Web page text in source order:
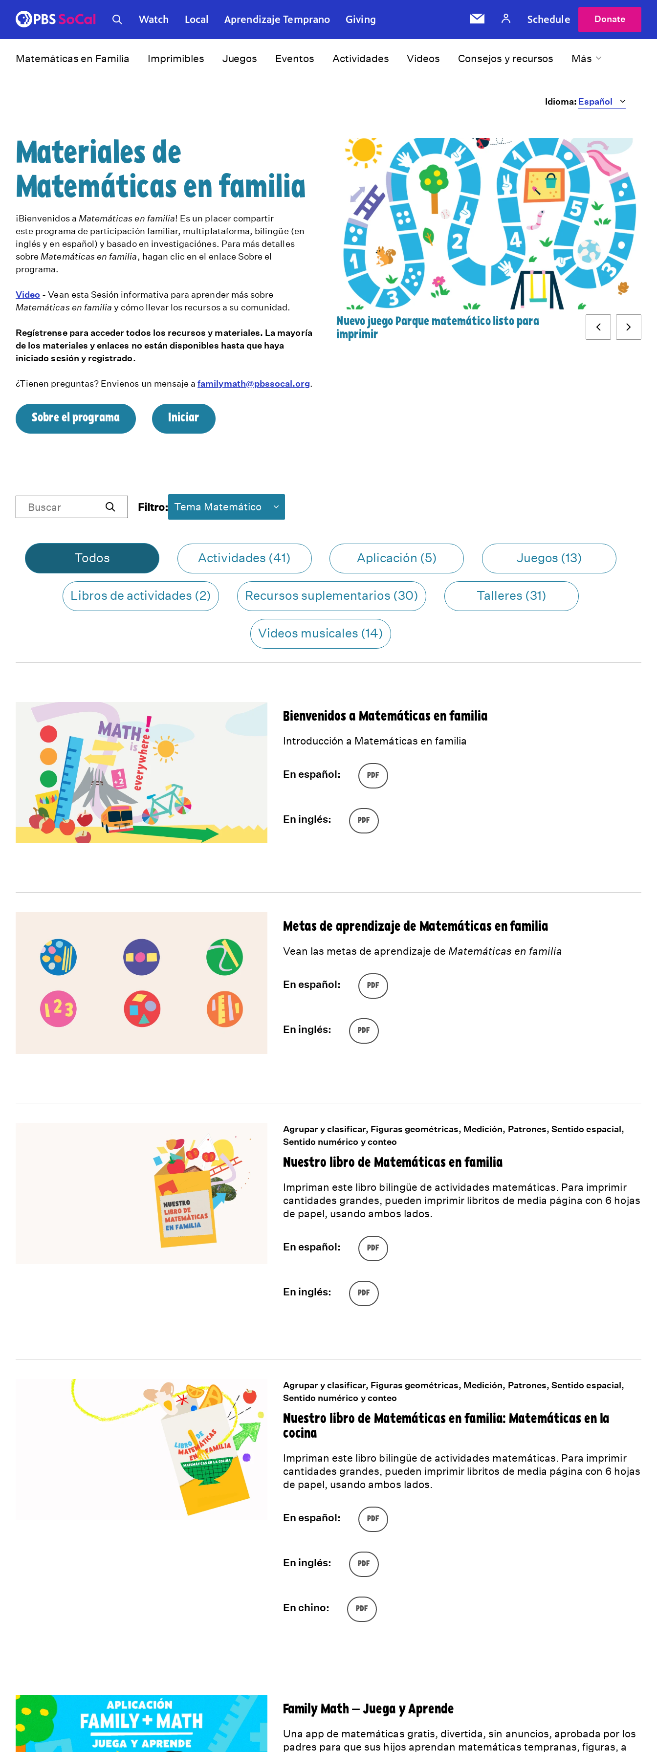
Watch Local Aprendizaje Temprano Giving Schedule Donate
Matemáticas en Familia Imprimibles Juegos Eventos Actividades Videos Consejos y recursos Más
Idioma:
Materiales de
Matemáticas en familia
¡Bienvenidos a Matemáticas en familia! Es un placer compartir
este programa de participación familiar, multiplataforma, bilingüe (en
inglés y en español) y basado en investigaciónes. Para más detalles
sobre Matemáticas en familia, hagan clic en el enlace Sobre el
programa.
Video - Vean esta Sesión informativa para aprender más sobre
Matemáticas en familiay cómo llevar los recursos a su comunidad.
Regístrense para acceder todos los recursos y materiales. La mayoría
de los materiales y enlaces no están disponibles hasta que haya
iniciado sesión y registrado.
¿Tienen preguntas? Envienos un mensaje afamilymath@pbssocal.org.
Sobre el programa Iniciar
Nuevo juego Parque matemático listo para
imprimir
Buscar
Buscar
Filtro:
Tema
Matemático
Tema Matemático
Todos Actividades (41) Aplicación (5) Juegos (13)
Libros de actividades (2) Recursos suplementarios (30) Talleres (31)
Videos musicales (14)
Bienvenidos a Matemáticas en familia
Introducción a Matemáticas en familia
En inglés: PDF
En español: PDF
Metas de aprendizaje de Matemáticas en familia
Vean las metas de aprendizaje de Matemáticas en familia
En inglés: PDF
En español: PDF
Agrupar y clasificar, Figuras geométricas, Medición, Patrones, Sentido espacial,
Sentido numérico y conteo
Nuestro libro de Matemáticas en familia
Impriman este libro bilingüe de actividades matemáticas. Para imprimir
cantidades grandes, pueden imprimir libritos de media página con 6 hojas
de papel, usando ambos lados.
En inglés: PDF
En español: PDF
Agrupar y clasificar, Figuras geométricas, Medición, Patrones, Sentido espacial,
Sentido numérico y conteo
Nuestro libro de Matemáticas en familia: Matemáticas en la
cocina
Impriman este libro bilingüe de actividades matemáticas. Para imprimir
cantidades grandes, pueden imprimir libritos de media página con 6 hojas
de papel, usando ambos lados.
En inglés: PDF
En español: PDF
En chino: PDF
Family Math — Juega y Aprende
Una app de matemáticas gratis, divertida, sin anuncios, aprobada por los
padres para que sus hijos aprendan matemáticas tempranas, figuras, a